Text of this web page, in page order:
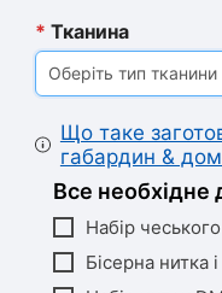
* Тканина
Оберіть тип тканини
Що таке
габардин &
Все необхідне
Набір
Бісерна нитка